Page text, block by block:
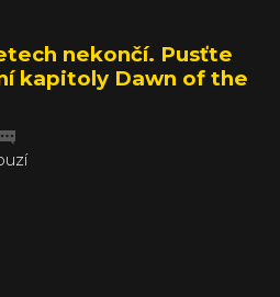
nekončí. Pusťte
kapitoly Dawn of the